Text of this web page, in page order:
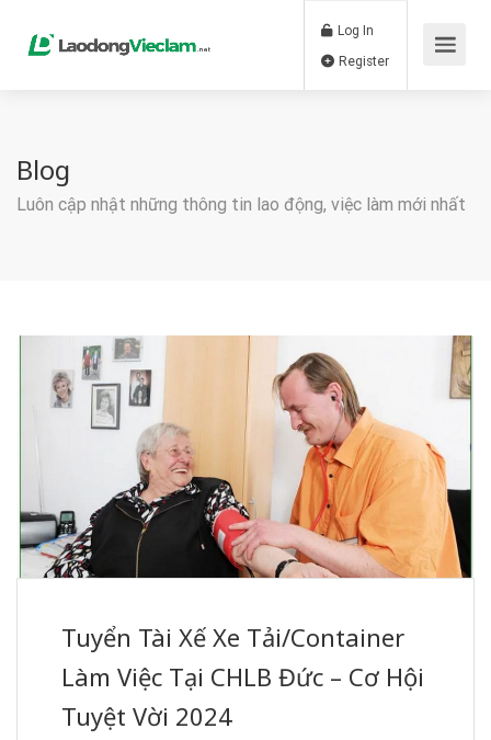
Log In
Blog
Luôn cập nhật những thông tin lao động, việc làm mới nhất
Tuyển Tài Xế Xe Tải/Container
Làm Việc Tại CHLB Đức – Cơ Hội
Tuyệt Vời 2024